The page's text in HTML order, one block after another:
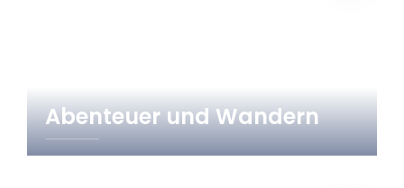
Abenteuer und Wandern